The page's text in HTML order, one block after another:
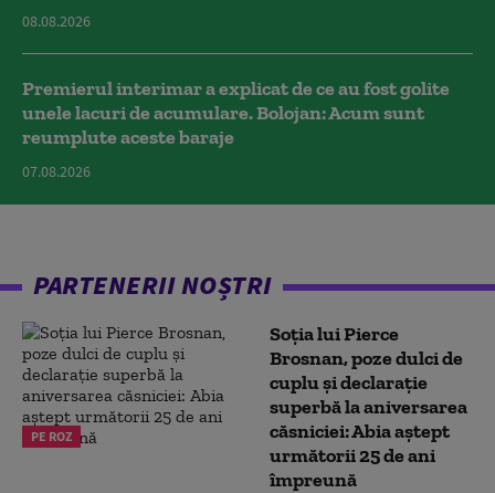
08.08.2026
Premierul interimar a explicat de ce au fost golite
unele lacuri de acumulare. Bolojan: Acum sunt
reumplute aceste baraje
07.08.2026
PARTENERII NOȘTRI
PE ROZ
Soția lui Pierce
Brosnan, poze dulci de
cuplu și declarație
superbă la aniversarea
căsniciei: Abia aștept
următorii 25 de ani
împreună